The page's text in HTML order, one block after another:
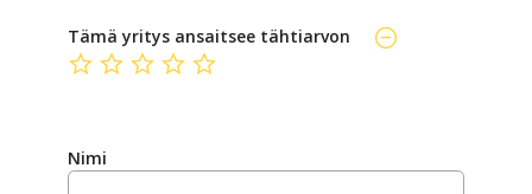
Tämä yritys ansaitsee tähtiarvon
Nimi